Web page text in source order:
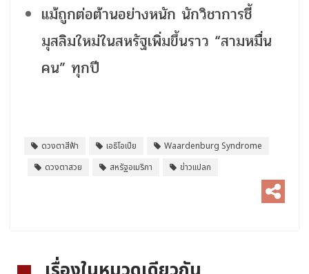
แม้ถูกต่อต้านอย่างหนัก นักวิชาการชี้
มุสลิมใหม่ในสหรัฐเพิ่มขึ้นราว “สามหมื่น
คน” ทุกปี
ดวงตาสีฟ้า เอธิโอเปีย
Waardenburg Syndrome
ดวงตาสวย
สหรัฐอเมริกา ข่าวแปลก